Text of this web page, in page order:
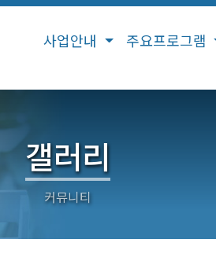
사업안내 주요프로그램
갤러리